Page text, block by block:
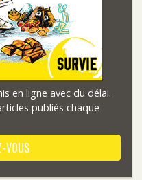
en ligne avec du délai.
publiés chaque
VOUS